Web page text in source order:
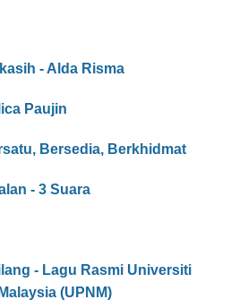
- Alda Risma
Paujin
Bersedia, Berkhidmat
- 3 Suara
- Lagu Rasmi Universiti
(UPNM)